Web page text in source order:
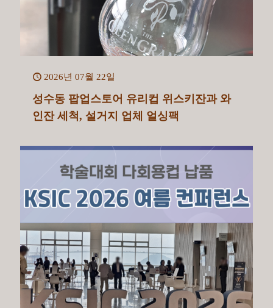
2026년 07월 22일
성수동 팝업스토어 유리컵 위스키잔과 와
인잔 세척, 설거지 업체 얼싱팩